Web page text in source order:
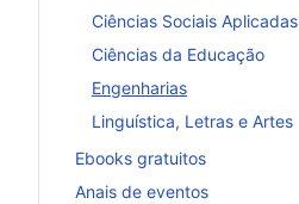
Ciências Sociais Aplicadas
Ciências da Educação
Engenharias
Linguística, Letras e Artes
Ebooks gratuitos
Anais de eventos